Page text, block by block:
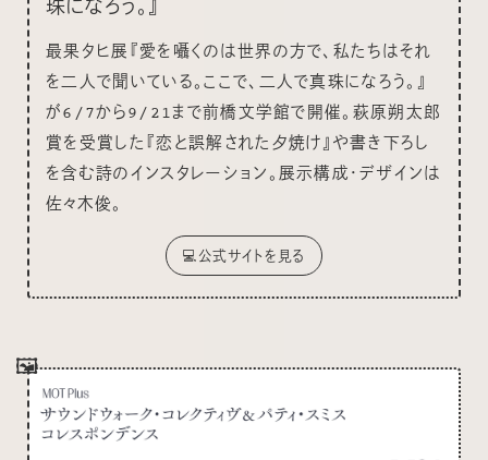
珠になろう。』
最果タヒ展『愛を囁くのは世界の方で、私たちはそれ
を二人で聞いている。ここで、二人で真珠になろう。』
が6/7から9/21まで前橋文学館で開催。萩原朔太郎
賞を受賞した『恋と誤解された夕焼け』や書き下ろし
を含む詩のインスタレーション。展示構成・デザインは
佐々木俊。
💻公式サイトを見る
🖼